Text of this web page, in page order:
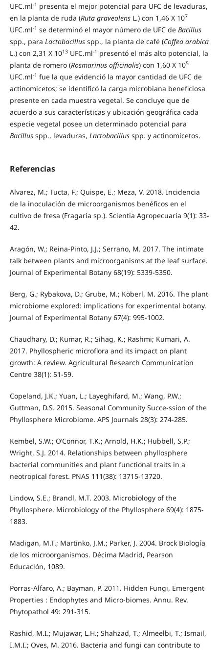
UFC.ml-1 presenta el mejor potencial para UFC de levaduras,
en la planta de ruda (Ruta graveolensL.) con 1,46 X 107
UFC.ml-1 se determinó el mayor número de UFC de Bacillus
spp., para Lactobacillusspp., la planta de café (Coffea arabica
L.) con 2,31 X 1013UFC.ml-1 presentó el más alto potencial, la
planta de romero (Rosmarinus officinalis) con 1,60 X 105
UFC.ml-1 fue la que evidenció la mayor cantidad de UFC de
actinomicetos; se identificó la carga microbiana beneficiosa
presente en cada muestra vegetal. Se concluye que de
acuerdo a sus características y ubicación geográfica cada
especie vegetal posee un determinado potencial para
Bacillusspp., levaduras, Lactobacillus spp. y actinomicetos.
Referencias
Alvarez, M.; Tucta, F.; Quispe, E.; Meza, V. 2018. Incidencia
de la inoculación de microorganismos benéficos en el
cultivo de fresa (Fragaria sp.). Scientia Agropecuaria 9(1): 33-
42.
Aragón, W.; Reina-Pinto, J.J.; Serrano, M. 2017. The intimate
talk between plants and microorganisms at the leaf surface.
Journal of Experimental Botany 68(19): 5339-5350.
Berg, G.; Rybakova, D.; Grube, M.; Köberl, M. 2016. The plant
microbiome explored: implications for experimental botany.
Journal of Experimental Botany 67(4): 995-1002.
Chaudhary, D.; Kumar, R.; Sihag, K.; Rashmi; Kumari, A.
2017. Phyllospheric microflora and its impact on plant
growth: A review. Agricultural Research Communication
Centre 38(1): 51-59.
Copeland, J.K.; Yuan, L.; Layeghifard, M.; Wang, P.W.;
Guttman, D.S. 2015. Seasonal Community Succe-ssion of the
Phyllosphere Microbiome. APS Journals 28(3): 274-285.
Kembel, S.W.; O’Connor, T.K.; Arnold, H.K.; Hubbell, S.P.;
Wright, S.J. 2014. Relationships between phyllosphere
bacterial communities and plant functional traits in a
neotropical forest. PNAS 111(38): 13715-13720.
Lindow, S.E.; Brandl, M.T. 2003. Microbiology of the
Phyllosphere. Microbiology of the Phyllosphere 69(4): 1875-
1883.
Madigan, M.T.; Martinko, J.M.; Parker, J. 2004. Brock Biología
de los microorganismos. Décima Madrid, Pearson
Educación, 1089.
Porras-Alfaro, A.; Bayman, P. 2011. Hidden Fungi, Emergent
Properties : Endophytes and Micro-biomes. Annu. Rev.
Phytopathol 49: 291-315.
Rashid, M.I.; Mujawar, L.H.; Shahzad, T.; Almeelbi, T.; Ismail,
I.M.I.; Oves, M. 2016. Bacteria and fungi can contribute to